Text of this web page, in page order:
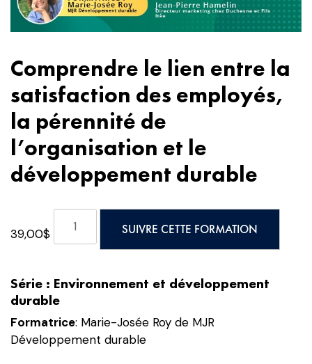
Comprendre le lien entre la
satisfaction des employés,
la pérennité de
l’organisation et le
développement durable
39,00$
Comprendre
lien
entre
la
satisfaction
SUIVRE CETTE FORMATION
Série : Environnement et développement
durable
Formatrice: Marie-Josée Roy de MJR
Développement durable